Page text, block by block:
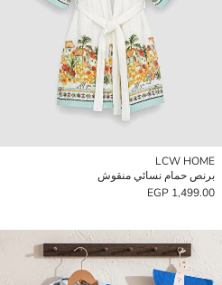
LCW HOME
برنص حمام نسائي منقوش
1,499.00 EGP